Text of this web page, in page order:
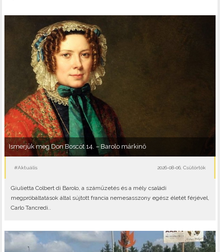
Ismerjük meg Don Boscót 14. – Barolo márkinő
#Aktuális 2026-08-06, Csütörtök
Giulietta Colbert di Barolo, a száműzetés és a mély családi
megpróbáltatások által sújtott francia nemesasszony egész életét férjével,
Carlo Tancredi..